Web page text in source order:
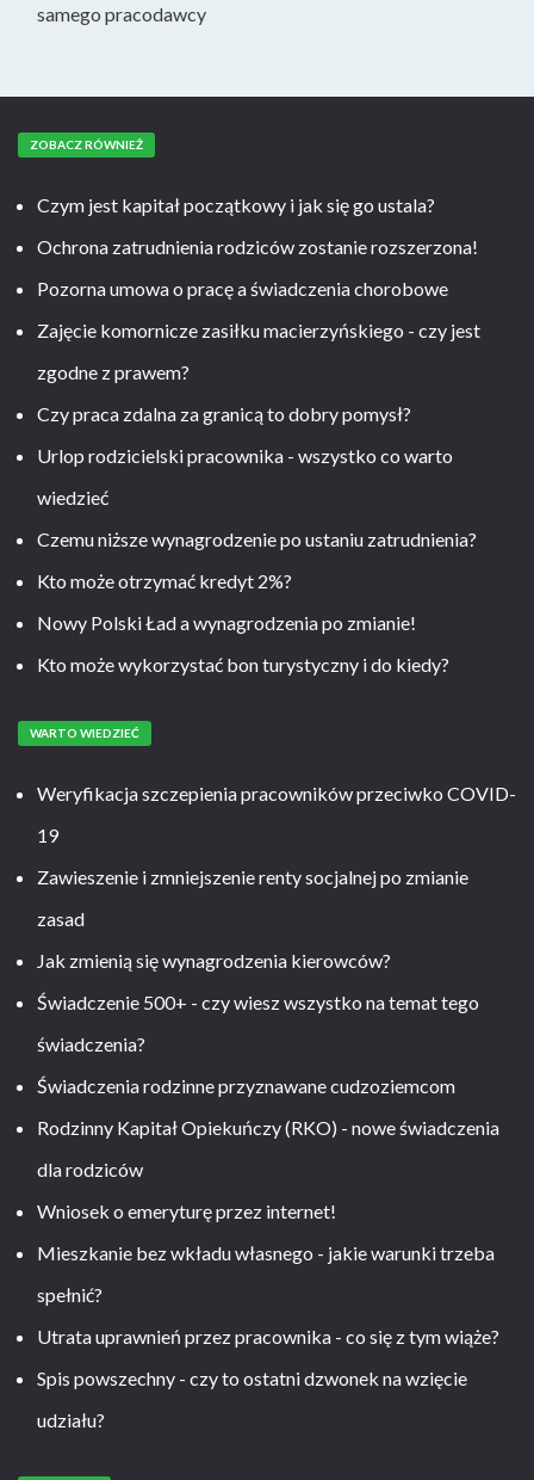
samego pracodawcy
ZOBACZ RÓWNIEŻ
Czym jest kapitał początkowy i jak się go ustala?
Ochrona zatrudnienia rodziców zostanie rozszerzona!
Pozorna umowa o pracę a świadczenia chorobowe
Zajęcie komornicze zasiłku macierzyńskiego - czy jest
zgodne z prawem?
Czy praca zdalna za granicą to dobry pomysł?
Urlop rodzicielski pracownika - wszystko co warto
wiedzieć
Czemu niższe wynagrodzenie po ustaniu zatrudnienia?
Kto może otrzymać kredyt 2%?
Nowy Polski Ład a wynagrodzenia po zmianie!
Kto może wykorzystać bon turystyczny i do kiedy?
WARTO WIEDZIEĆ
Weryfikacja szczepienia pracowników przeciwko COVID-
19
Zawieszenie i zmniejszenie renty socjalnej po zmianie
zasad
Jak zmienią się wynagrodzenia kierowców?
Świadczenie 500+ - czy wiesz wszystko na temat tego
świadczenia?
Świadczenia rodzinne przyznawane cudzoziemcom
Rodzinny Kapitał Opiekuńczy (RKO) - nowe świadczenia
dla rodziców
Wniosek o emeryturę przez internet!
Mieszkanie bez wkładu własnego - jakie warunki trzeba
spełnić?
Utrata uprawnień przez pracownika - co się z tym wiąże?
Spis powszechny - czy to ostatni dzwonek na wzięcie
udziału?